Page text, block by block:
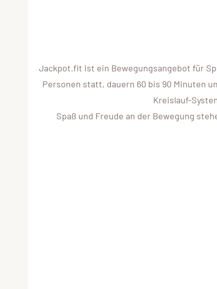
Jackpot.fit ist ein Bewegungsangebot für
Personen statt, dauern 60 bis 90 Minuten
Kreislauf-
Spaß und Freude an der Bewegung